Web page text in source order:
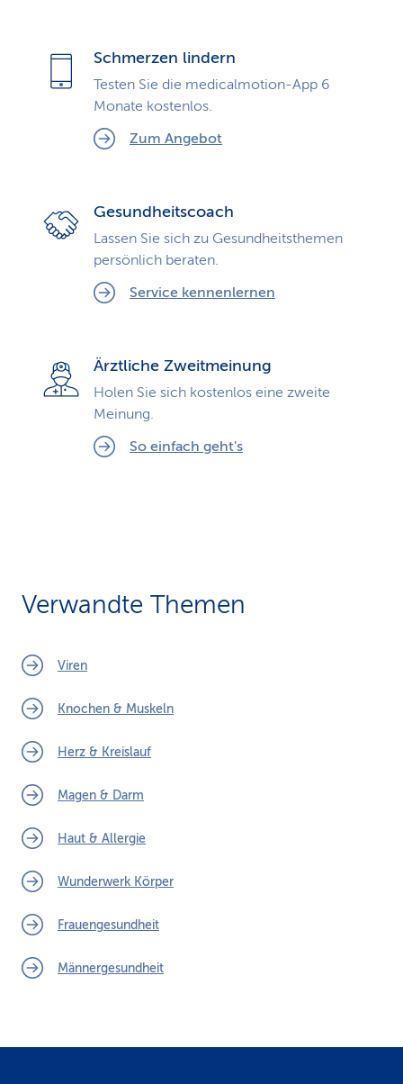
Schmerzen lindern
Testen Sie die medicalmotion-App 6
Monate kostenlos.
Zum Angebot
Gesundheitscoach
Lassen Sie sich zu Gesundheits­themen
persönlich beraten.
Service kennenlernen
Ärztliche Zweitmeinung
Holen Sie sich kostenlos eine zweite
Meinung.
So einfach geht's
Verwandte Themen
Viren
Knochen & Muskeln
Herz & Kreislauf
Magen & Darm
Haut & Allergie
Wunderwerk Körper
Frauengesundheit
Männergesundheit